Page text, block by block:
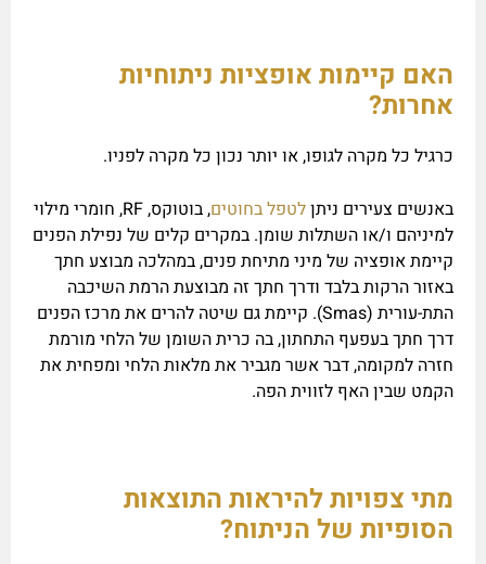
האם קיימות אופציות ניתוחיות
אחרות?
כרגיל כל מקרה לגופו, או יותר נכון כל מקרה לפניו.
באנשים צעירים ניתןלטפל בחוטים
, בוטוקס, RF, חומרי מילוי
למיניהם ו/או השתלות שומן. במקרים קלים של נפילת הפנים
קיימת אופציה של מיני מתיחת פנים, במהלכה מבוצע חתך
באזור הרקות בלבד ודרך חתך זה מבוצעת הרמת השיכבה
התת-עורית (Smas). קיימת גם שיטה להרים את מרכז הפנים
דרך חתך בעפעף התחתון, בה כרית השומן של הלחי מורמת
חזרה למקומה, דבר אשר מגביר את מלאות הלחי ומפחית את
הקמט שבין האף לזווית הפה.
מתי צפויות להיראות התוצאות
הסופיות של הניתוח?